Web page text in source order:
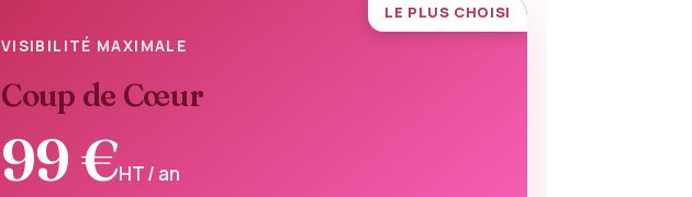
LE PLUS CHOISI
VISIBILITÉ MAXIMALE
Coup de Cœur
99 €HT / an